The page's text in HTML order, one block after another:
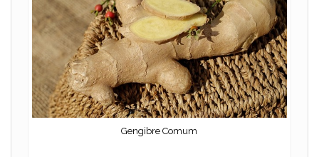
Gengibre Comum